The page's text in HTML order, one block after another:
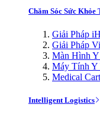
Chăm Sóc Sức Khỏe
Giải Pháp
Giải Pháp
Màn Hình
Máy Tính Y
Medical
Intelligent Logistics